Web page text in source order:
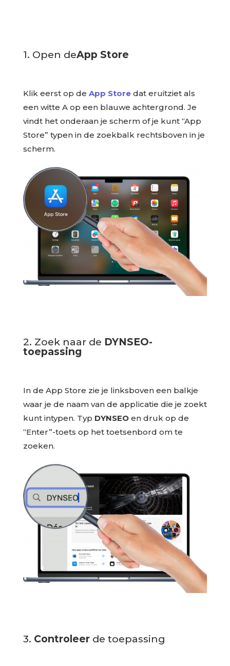
1. Open deApp Store
Klik eerst op de App Storedat eruitziet als
een witte A op een blauwe achtergrond. Je
vindt het onderaan je scherm of je kunt “App
Store” typen in de zoekbalk rechtsboven in je
scherm.
2. Zoek naar de DYNSEO-
toepassing
In de App Store zie je linksboven een balkje
waar je de naam van de applicatie die je zoekt
kunt intypen. Typ DYNSEOen druk op de
“Enter”-toets op het toetsenbord om te
zoeken.
3. Controleerde toepassing